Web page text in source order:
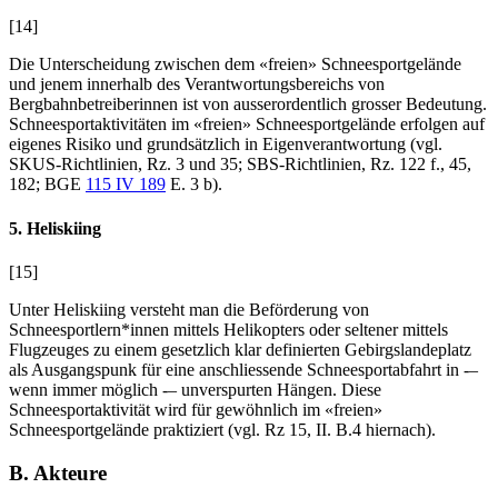
[14]
Die Unterscheidung zwischen dem «freien» Schneesportgelände
und jenem innerhalb des Verantwortungsbereichs von
Bergbahnbetreiberinnen ist von ausserordentlich grosser Bedeutung.
Schneesportaktivitäten im «freien» Schneesportgelände erfolgen auf
eigenes Risiko und grundsätzlich in Eigenverantwortung (vgl.
SKUS-Richtlinien, Rz. 3 und 35; SBS-Richtlinien, Rz. 122 f., 45,
182; BGE 115 IV 189 E. 3 b).
5. Heliskiing
[15]
Unter Heliskiing versteht man die Beförderung von
Schneesportlern*innen mittels Helikopters oder seltener mittels
Flugzeuges zu einem gesetzlich klar definierten Gebirgslandeplatz
als Ausgangspunk für eine anschliessende Schneesportabfahrt in -–
wenn immer möglich -– unverspurten Hängen. Diese
Schneesportaktivität wird für gewöhnlich im «freien»
Schneesportgelände praktiziert (vgl. Rz 15, II. B.4 hiernach).
B. Akteure